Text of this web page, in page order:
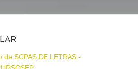
de SOPAS DE LETRAS -